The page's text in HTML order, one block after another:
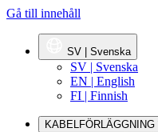
Gå till innehåll
SV | Svenska
SV | Svenska
EN | English
FI | Finnish
KABELFÖRLÄGGNING